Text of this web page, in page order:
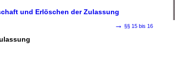
und Erlöschen der Zulassung
→ §§ 15 bis 16